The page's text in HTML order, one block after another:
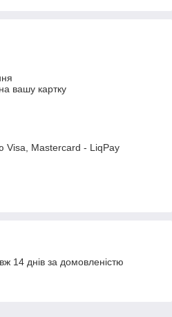
вашу картку
Visa, Mastercard - LiqPay
14 днів за домовленістю